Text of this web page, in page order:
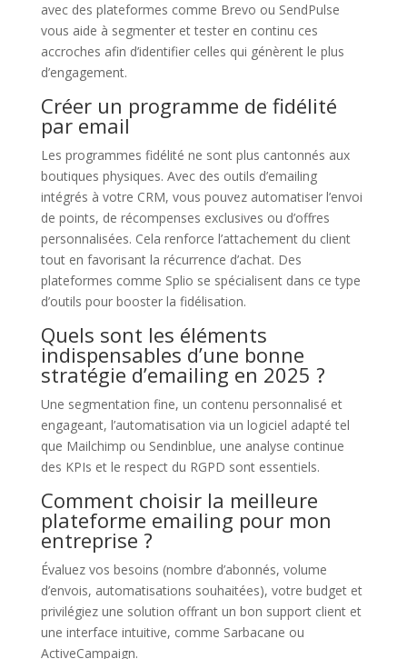
avec des plateformes comme Brevo ou SendPulse
vous aide à segmenter et tester en continu ces
accroches afin d’identifier celles qui génèrent le plus
d’engagement.
Créer un programme de fidélité
par email
Les programmes fidélité ne sont plus cantonnés aux
boutiques physiques. Avec des outils d’emailing
intégrés à votre CRM, vous pouvez automatiser l’envoi
de points, de récompenses exclusives ou d’offres
personnalisées. Cela renforce l’attachement du client
tout en favorisant la récurrence d’achat. Des
plateformes comme Splio se spécialisent dans ce type
d’outils pour booster la fidélisation.
Quels sont les éléments
indispensables d’une bonne
stratégie d’emailing en 2025 ?
Une segmentation fine, un contenu personnalisé et
engageant, l’automatisation via un logiciel adapté tel
que Mailchimp ou Sendinblue, une analyse continue
des KPIs et le respect du RGPD sont essentiels.
Comment choisir la meilleure
plateforme emailing pour mon
entreprise ?
Évaluez vos besoins (nombre d’abonnés, volume
d’envois, automatisations souhaitées), votre budget et
privilégiez une solution offrant un bon support client et
une interface intuitive, comme Sarbacane ou
ActiveCampaign.